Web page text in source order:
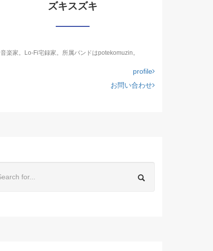
ズキスズキ
音楽家。Lo-Fi宅録家。所属バンドはpotekomuzin。
profile
お問い合わせ